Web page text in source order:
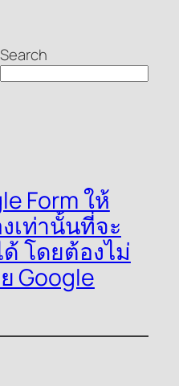
Search
Form ให้
เท่านั้นที่จะ
โดยต้องไม่
Google